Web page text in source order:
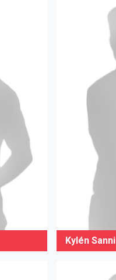
Kylén Sanni